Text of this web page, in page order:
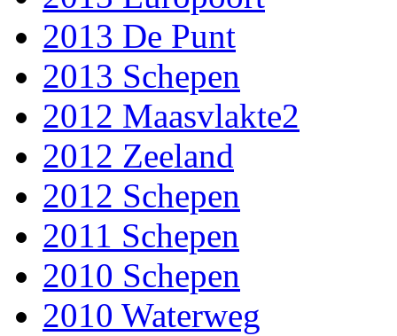
2013 De Punt
2013 Schepen
2012 Maasvlakte2
2012 Zeeland
2012 Schepen
2011 Schepen
2010 Schepen
2010 Waterweg